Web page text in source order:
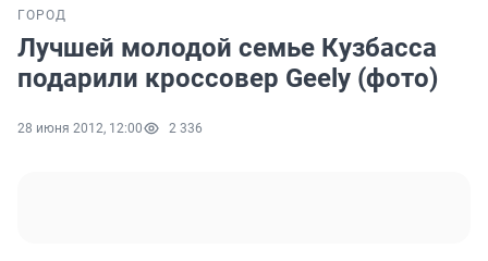
ГОРОД
Лучшей молодой семье Кузбасса
подарили кроссовер Geely (фото)
28 июня 2012, 12:00 2 336